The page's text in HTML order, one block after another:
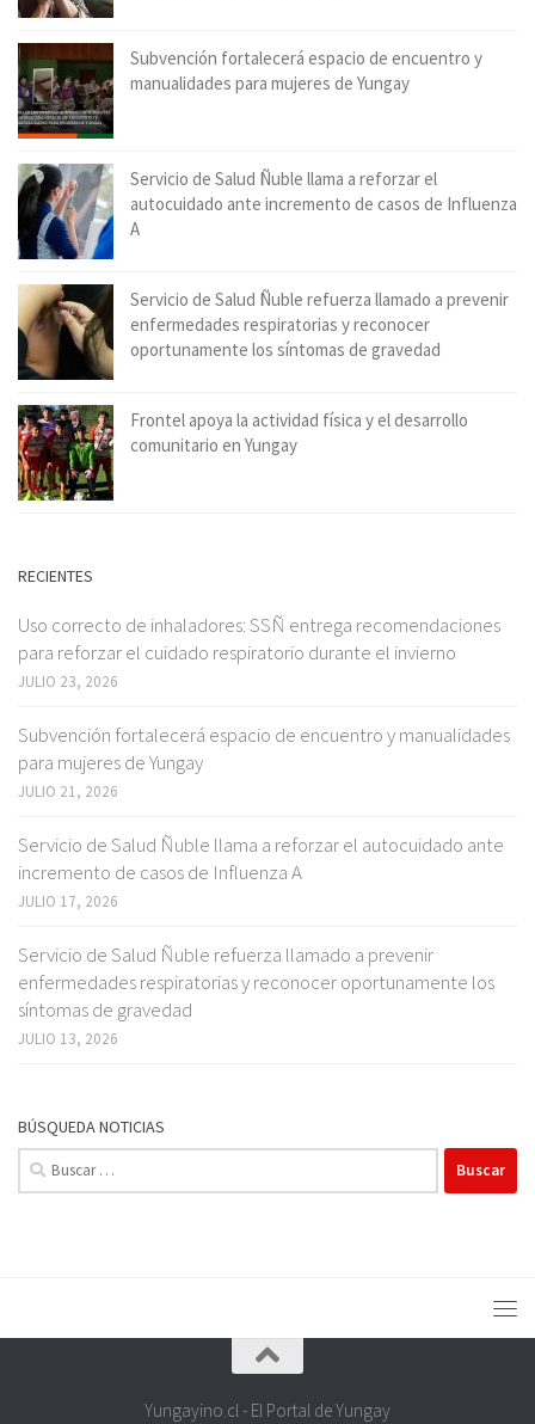
Subvención fortalecerá espacio de encuentro y
manualidades para mujeres de Yungay
Servicio de Salud Ñuble llama a reforzar el
autocuidado ante incremento de casos de Influenza
A
Servicio de Salud Ñuble refuerza llamado a prevenir
enfermedades respiratorias y reconocer
oportunamente los síntomas de gravedad
Frontel apoya la actividad física y el desarrollo
comunitario en Yungay
RECIENTES
Uso correcto de inhaladores: SSÑ entrega recomendaciones
para reforzar el cuidado respiratorio durante el invierno
JULIO 23, 2026
Subvención fortalecerá espacio de encuentro y manualidades
para mujeres de Yungay
JULIO 21, 2026
Servicio de Salud Ñuble llama a reforzar el autocuidado ante
incremento de casos de Influenza A
JULIO 17, 2026
Servicio de Salud Ñuble refuerza llamado a prevenir
enfermedades respiratorias y reconocer oportunamente los
síntomas de gravedad
JULIO 13, 2026
BÚSQUEDA NOTICIAS
Buscar:
Yungayino.cl - El Portal de Yungay